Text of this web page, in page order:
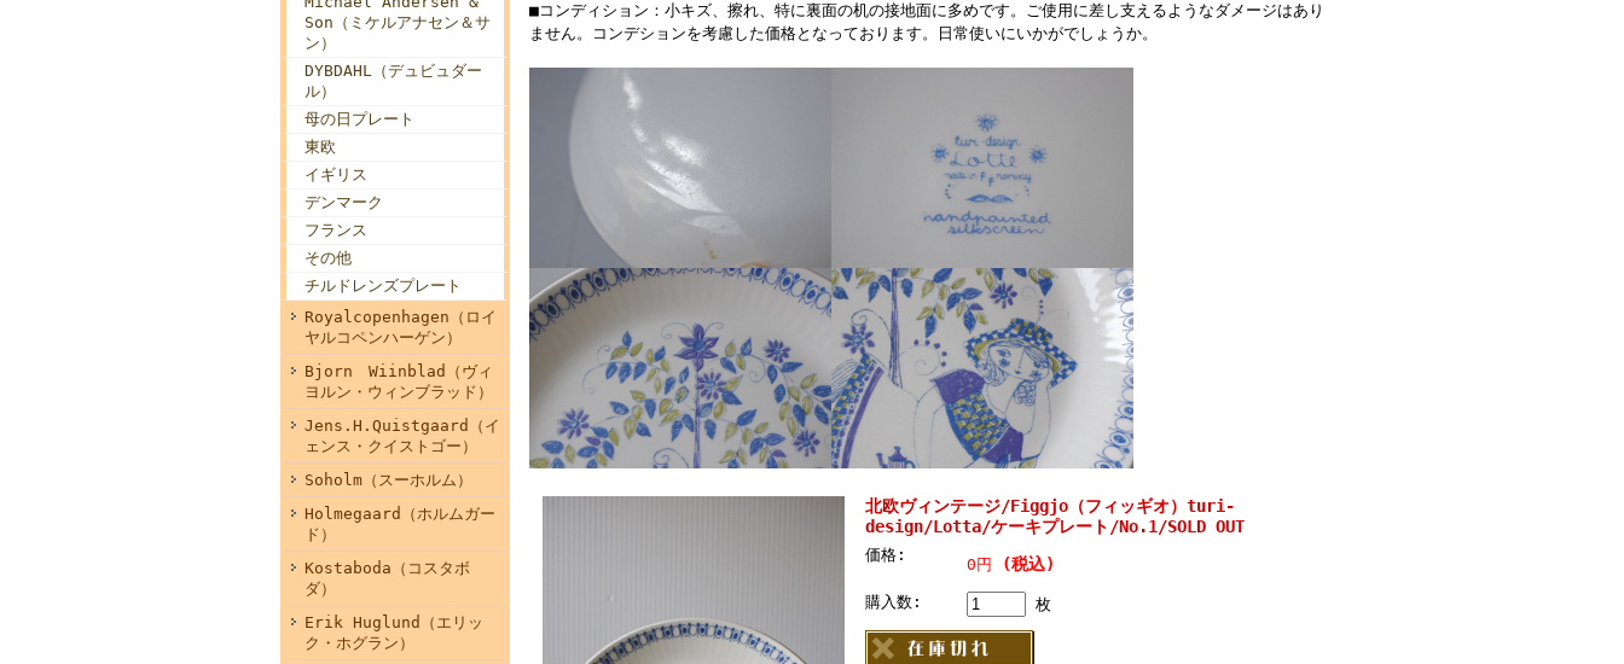
Son（ミケルアナセン＆サ
ン）
DYBDAHL（デュビュダー
ル）
母の日プレート
東欧
イギリス
デンマーク
フランス
その他
チルドレンズプレート
Royalcopenhagen（ロイ
ヤルコペンハーゲン）
Bjorn Wiinblad（ヴィ
ヨルン・ウィンブラッド）
Jens.H.Quistgaard（イ
ェンス・クイストゴー）
Soholm（スーホルム）
Holmegaard（ホルムガー
ド）
Kostaboda（コスタボ
ダ）
Erik Huglund（エリッ
ク・ホグラン）
■コンディション：小キズ、擦れ、特に裏面の机の接地面に多めです。ご使用に差し支えるようなダメージはあり
ません。コンデションを考慮した価格となっております。日常使いにいかがでしょうか。
北欧ヴィンテージ/Figgjo（フィッギオ）turi‐
design/Lotta/ケーキプレート/No.1/SOLD OUT
価格:
0円 (税込)
購入数: 枚